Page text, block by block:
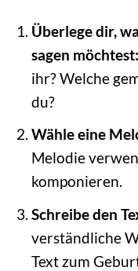
Überlege dir,
sagen möchtest:
ihr? Welche
du?
Wähle eine
Melodie
komponieren.
Schreibe den
verständliche
Text zum